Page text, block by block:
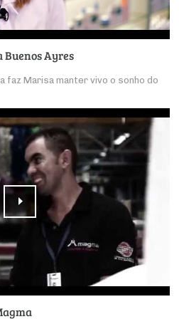
Buenos Ayres
faz Marisa manter vivo o sonho do